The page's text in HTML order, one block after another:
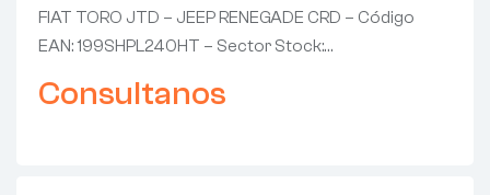
FIAT TORO JTD – JEEP RENEGADE CRD – Código
EAN: 199SHPL240HT – Sector Stock:…
Consultanos